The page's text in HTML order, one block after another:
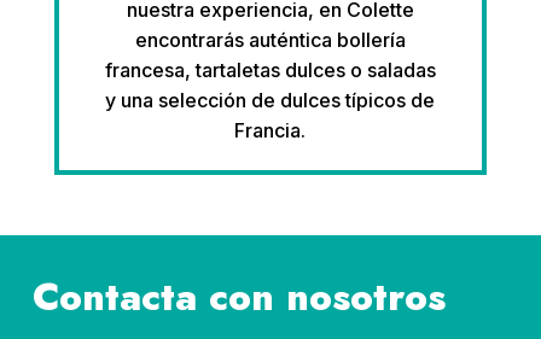
nuestra experiencia, en Colette
encontrarás auténtica bollería
francesa, tartaletas dulces o saladas
y una selección de dulces típicos de
Francia.
Contacta con nosotros